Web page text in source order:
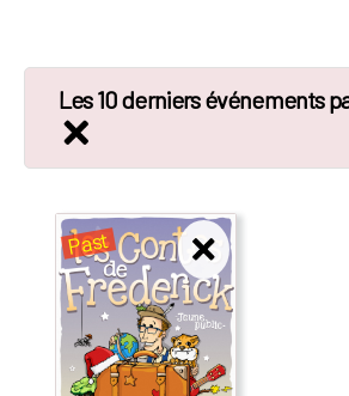
Les 10 derniers événements
Past